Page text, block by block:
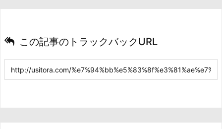
この記事のトラックバックURL